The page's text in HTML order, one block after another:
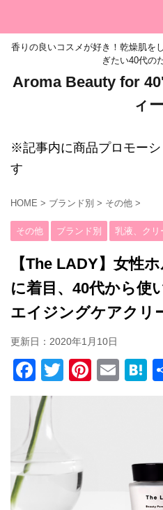
香りの良いコスメが好き！乾燥肌を
ぎたい40代の
Aroma Beauty for
ィ
※記事内に商品プロモー
す
HOME > ブランド別 > その他 >
その他 ブランド別 乳液、クリ
【The LADY】女性
に着目、40代から使
エイジングケアクリ
更新日： 2020年1月10日
F
a
c
e
o
T
Pi
E
H
a